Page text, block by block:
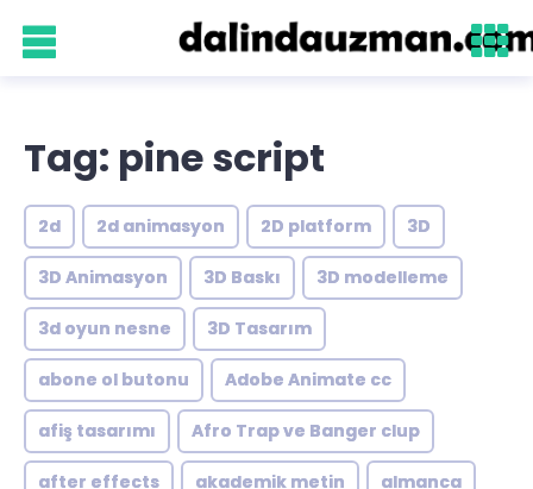
Tag: pine script
2d 2d animasyon 2D platform 3D
3D Animasyon 3D Baskı 3D modelleme
3d oyun nesne 3D Tasarım
abone ol butonu Adobe Animate cc
afiş tasarımı Afro Trap ve Banger clup
after effects akademik metin almanca